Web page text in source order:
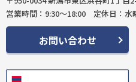
営業時間：9:30〜18:00 定休日：水
お問い合わせ